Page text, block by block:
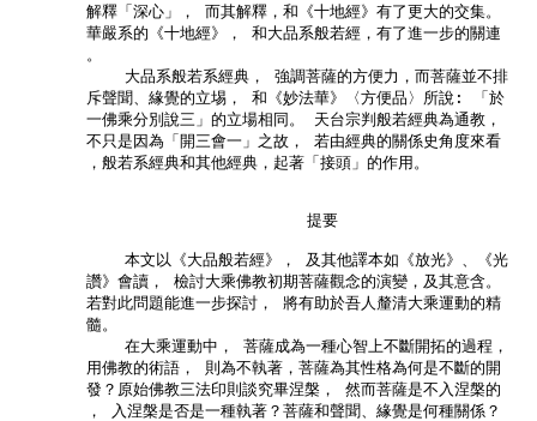
        解釋「深心」， 而其解釋，和《十地經》有了更大的交集。
        華嚴系的《十地經》， 和大品系般若經，有了進一步的關連
        。
            大品系般若系經典， 強調菩薩的方便力，而菩薩並不排
        斥聲聞、緣覺的立埸， 和《妙法華》〈方便品〉所說: 「於
        一佛乘分別說三」的立場相同。 天台宗判般若經典為通教，
        不只是因為「開三會一」之故， 若由經典的關係史角度來看
        ，般若系經典和其他經典，起著「接頭」的作用。
                               提要
            本文以《大品般若經》， 及其他譯本如《放光》、《光
        讚》會讀， 檢討大乘佛教初期菩薩觀念的演變，及其意含。
        若對此問題能進一步探討， 將有助於吾人釐清大乘運動的精
        髓。
            在大乘運動中， 菩薩成為一種心智上不斷開拓的過程，
        用佛教的術語， 則為不執著，菩薩為其性格為何是不斷的開
        發？原始佛教三法印則談究畢涅槃， 然而菩薩是不入涅槃的
        ， 入涅槃是否是一種執著？菩薩和聲聞、緣覺是何種關係？